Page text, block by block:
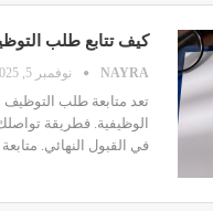
كيف تتابع طلب
NAYRA نوفمبر 5, 2025
تعد متابعة طلب
الوظيفية. فطريقة
في القبول النهائي.